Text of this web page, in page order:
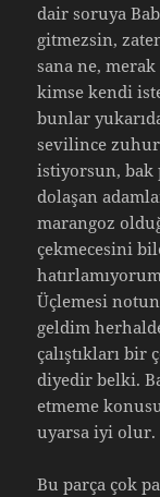
dair soruya
gitmezsin,
sana ne,
kimse kendi
bunlar
sevilince
istiyorsun, bak
dolaşan
marangoz
çekmecesini
Üçlemesi
geldim
çalıştıkları bir
diyedir belki.
etmeme
uyarsa iyi olur.
Bu parça çok